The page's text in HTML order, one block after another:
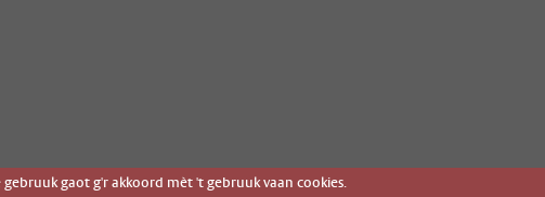
gaot g'r akkoord mèt 't gebruuk vaan cookies.